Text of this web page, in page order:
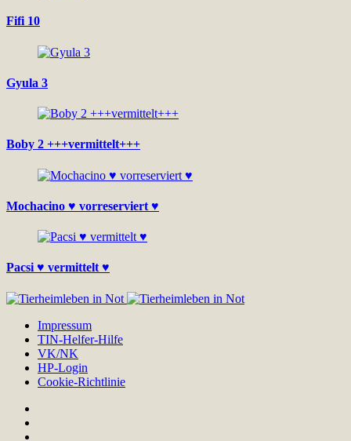
Fifi 10
Gyula 3
Boby 2 +++vermittelt+++
Mochacino ♥ vorreserviert ♥
Pacsi ♥ vermittelt ♥
Impressum
TIN-Helfer-Hilfe
VK/NK
HP-Login
Cookie-Richtlinie